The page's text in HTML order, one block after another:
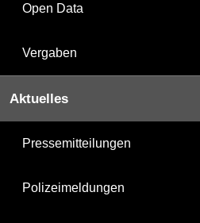
Open Data
Vergaben
Aktuelles
Pressemitteilungen
Polizeimeldungen